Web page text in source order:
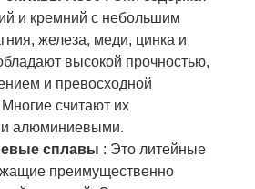
и кремний с небольшим
железа, меди, цинка и
высокой прочностью,
и превосходной
считают их
алюминиевыми.
сплавы : Это литейные
преимущественно